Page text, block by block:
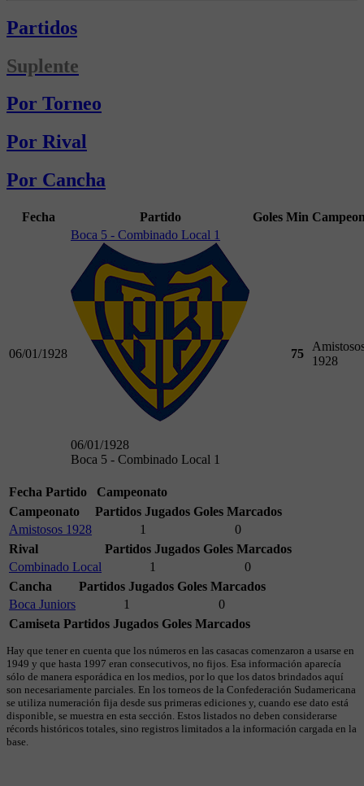
Partidos
Suplente
Por Torneo
Por Rival
Por Cancha
Fecha Partido Goles Min
06/01/1928
Boca 5 - Combinado Local 1
06/01/1928
Boca 5 - Combinado Local 1
75
1928
Fecha Partido
Campeonato
Campeonato
Partidos Jugados Goles Marcados
Amistosos 1928
1
0
Rival
Partidos Jugados Goles Marcados
Combinado Local
1
0
Cancha
Partidos Jugados Goles Marcados
Boca Juniors
1
0
Camiseta Partidos Jugados Goles Marcados
Hay que tener en cuenta que los números en las casacas comenzaron a usarse en
1949 y que hasta 1997 eran consecutivos, no fijos. Esa información aparecía
sólo de manera esporádica en los medios, por lo que los datos brindados aquí
son necesariamente parciales. En los torneos de la Confederación Sudamericana
se utiliza numeración fija desde sus primeras ediciones y, cuando ese dato está
disponible, se muestra en esta sección. Estos listados no deben considerarse
récords históricos totales, sino registros limitados a la información cargada en la
base.